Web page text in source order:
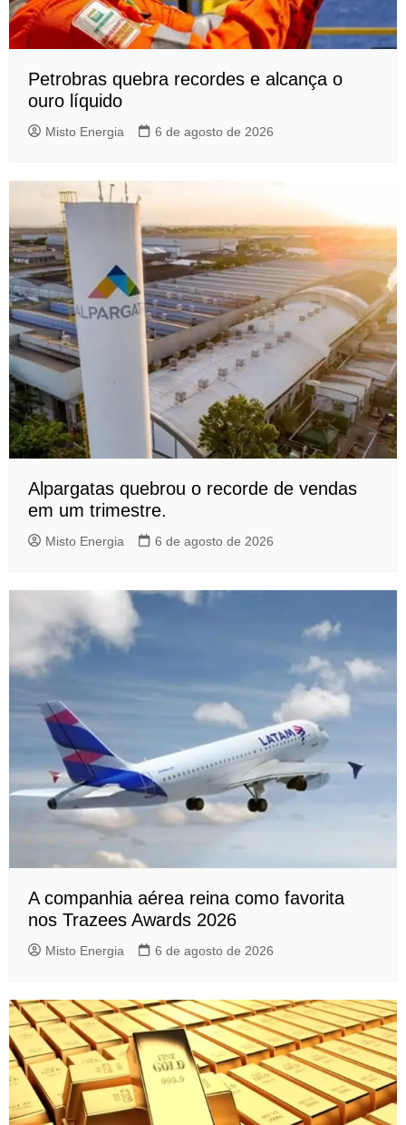
Petrobras quebra recordes e alcança o
ouro líquido
Misto Energia 6 de agosto de 2026
Alpargatas quebrou o recorde de vendas
em um trimestre.
Misto Energia 6 de agosto de 2026
A companhia aérea reina como favorita
nos Trazees Awards 2026
Misto Energia 6 de agosto de 2026